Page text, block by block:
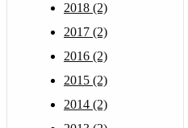
2018 (2)
2017 (2)
2016 (2)
2015 (2)
2014 (2)